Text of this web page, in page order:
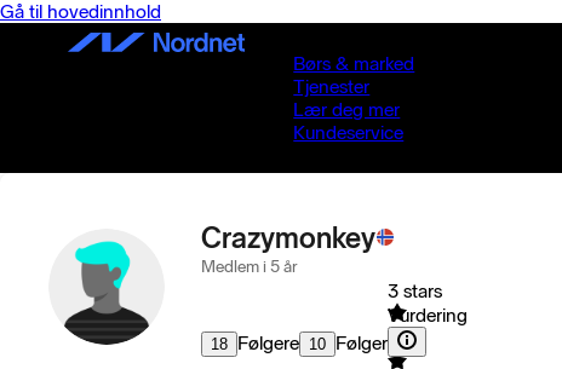
Gå til hovedinnhold
Børs & marked
Tjenester
Lær deg mer
Kundeservice
Crazymonkey
Medlem i 5 år
18 Følgere 10 Følger
3 stars
Vurdering